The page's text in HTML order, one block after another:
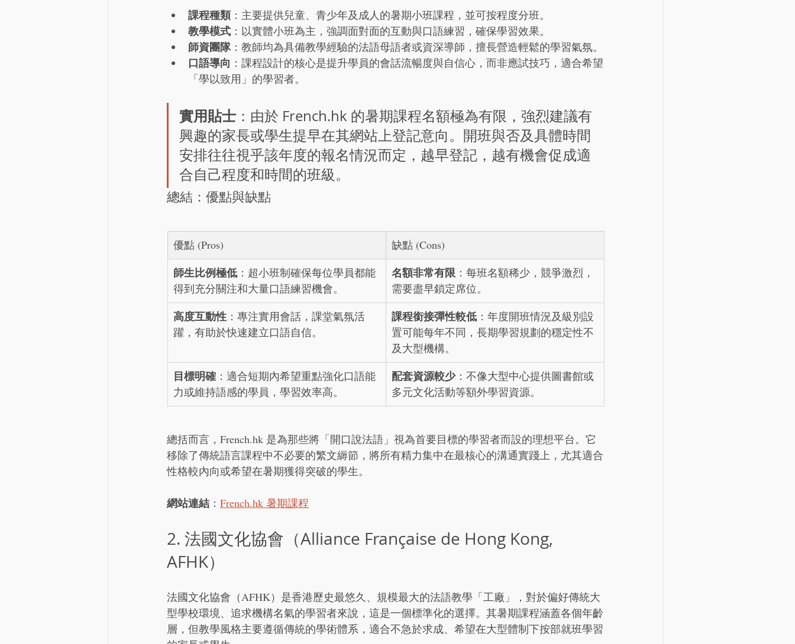
課程種類：主要提供兒童、青少年及成人的暑期小班課程，並可按程度分班。
教學模式 ：以實體小班為主，強調面對面的互動與口語練習，確保學習效果。
師資團隊：教師均為具備教學經驗的法語母語者或資深導師，擅長營造輕鬆的學習氣氛。
口語導向 ：課程設計的核心是提升學員的會話流暢度與自信心，而非應試技巧，適合希望
「學以致用」的學習者。
實用貼士 ：由於 French.hk 的暑期課程名額極為有限，強烈建議有
興趣的家長或學生提早在其網站上登記意向。開班與否及具體時間
安排往往視乎該年度的報名情況而定，越早登記，越有機會促成適
合自己程度和時間的班級。
總結：優點與缺點
優點 (Pros) 缺點 (Cons)
師生比例極低 ：超小班制確保每位學員都能
得到充分關注和大量口語練習機會。
名額非常有限 ：每班名額稀少，競爭激烈，
需要盡早鎖定席位。
高度互動性 ：專注實用會話，課堂氣氛活
躍，有助於快速建立口語自信。
課程銜接彈性較低 ：年度開班情況及級別設
置可能每年不同，長期學習規劃的穩定性不
及大型機構。
目標明確 ：適合短期內希望重點強化口語能
力或維持語感的學員，學習效率高。
配套資源較少：不像大型中心提供圖書館或
多元文化活動等額外學習資源。
總括而言，French.hk 是為那些將「開口說法語」視為首要目標的學習者而設的理想平台。它
移除了傳統語言課程中不必要的繁文縟節，將所有精力集中在最核心的溝通實踐上，尤其適合
性格較內向或希望在暑期獲得突破的學生。
網站連結 ： French.hk 暑期課程
2. 法國文化協會（Alliance Française de Hong Kong,
AFHK）
法國文化協會（AFHK）是香港歷史最悠久、規模最大的法語教學「工廠」，對於偏好傳統大
型學校環境、追求機構名氣的學習者來說，這是一個標準化的選擇。其暑期課程涵蓋各個年齡
層，但教學風格主要遵循傳統的學術體系，適合不急於求成、希望在大型體制下按部就班學習